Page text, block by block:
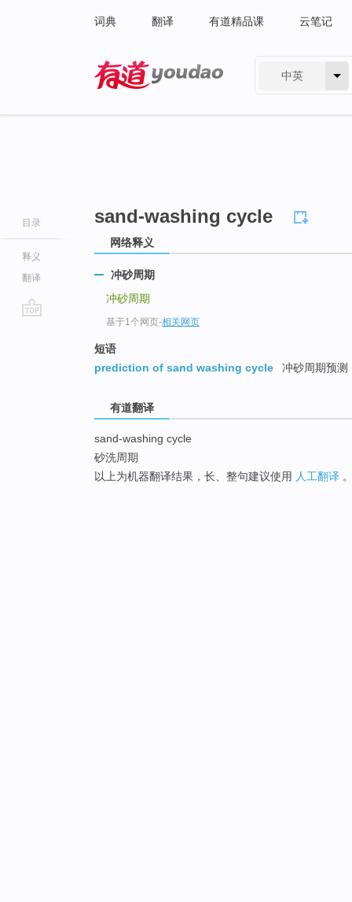
词典 翻译 有道精品课 云笔记
中英
目录
释义
翻译
sand-washing cycle
网络释义
冲砂周期
冲砂周期
基于1个网页-相关网页
短语
prediction of sand washing cycle
冲砂周期预测
有道翻译
sand-washing cycle
砂洗周期
以上为机器翻译结果，长、整句建议使用 人工翻译